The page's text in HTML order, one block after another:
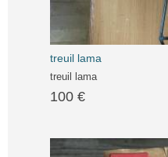
treuil lama
treuil lama
100 €